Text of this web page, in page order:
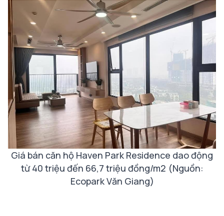
Giá bán căn hộ Haven Park Residence dao động
từ 40 triệu đến 66,7 triệu đồng/m2 (Nguồn:
Ecopark Văn Giang)